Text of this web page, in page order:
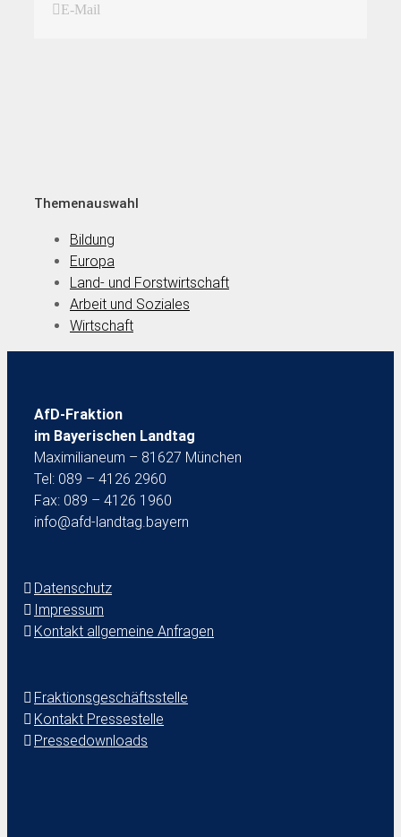
E-Mail
Themenauswahl
Bildung
Europa
Land- und Forstwirtschaft
Arbeit und Soziales
Wirtschaft
AfD-Fraktion
im Bayerischen Landtag
Maximilianeum – 81627 München
Tel: 089 – 4126 2960
Fax: 089 – 4126 1960
info@afd-landtag.bayern
Datenschutz
Impressum
Kontakt allgemeine Anfragen
Fraktionsgeschäftsstelle
Kontakt Pressestelle
Pressedownloads